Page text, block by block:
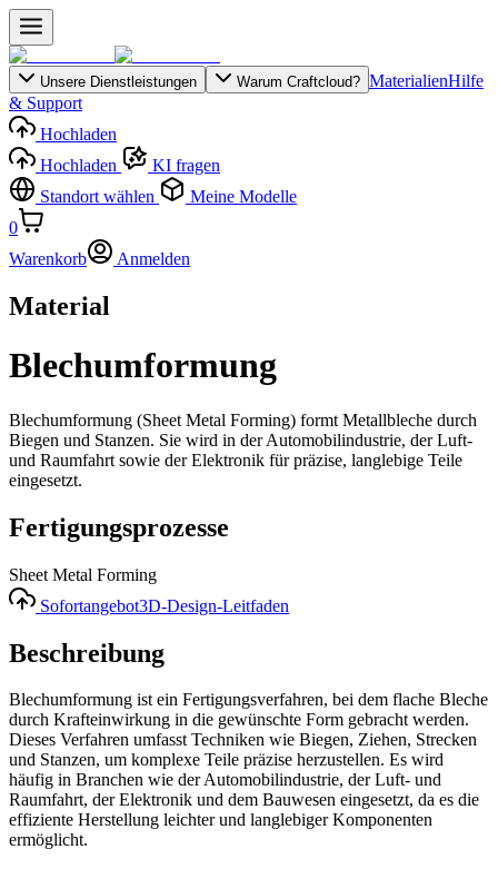
Unsere Dienstleistungen Warum Craftcloud? MaterialienHilfe
& Support
Hochladen
Hochladen
KI fragen
Standort wählen
Meine Modelle
0
Warenkorb
Anmelden
Material
Blechumformung
Blechumformung (Sheet Metal Forming) formt Metallbleche durch
Biegen und Stanzen. Sie wird in der Automobilindustrie, der Luft-
und Raumfahrt sowie der Elektronik für präzise, ​​langlebige Teile
eingesetzt.
Fertigungsprozesse
Sheet Metal Forming
Sofortangebot3D-Design-Leitfaden
Beschreibung
Blechumformung ist ein Fertigungsverfahren, bei dem flache Bleche
durch Krafteinwirkung in die gewünschte Form gebracht werden.
Dieses Verfahren umfasst Techniken wie Biegen, Ziehen, Strecken
und Stanzen, um komplexe Teile präzise herzustellen. Es wird
häufig in Branchen wie der Automobilindustrie, der Luft- und
Raumfahrt, der Elektronik und dem Bauwesen eingesetzt, da es die
effiziente Herstellung leichter und langlebiger Komponenten
ermöglicht.